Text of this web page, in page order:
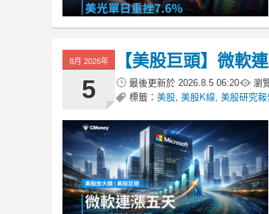
8月 2026年
5
【美股巨頭】微軟
最後更新於 2026.8.5 06:20 瀏
標籤： 美股 美股K線 美股研究報